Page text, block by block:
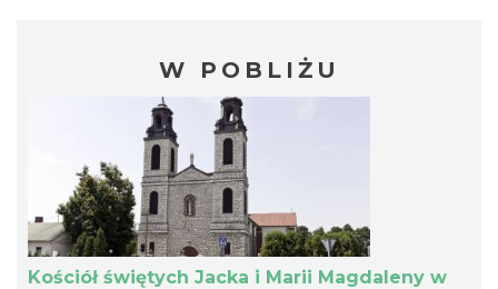
W POBLIŻU
Kościół świętych Jacka i Marii Magdaleny w